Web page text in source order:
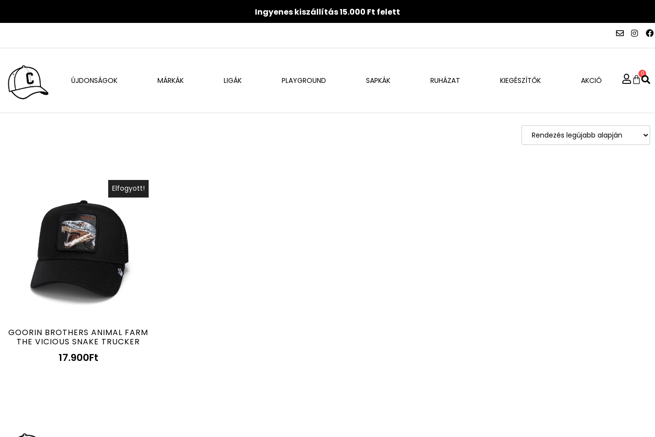
Ingyenes kiszállítás 15.000 Ft felett
ÚJDONSÁGOK MÁRKÁK LIGÁK PLAYGROUND SAPKÁK RUHÁZAT KIEGÉSZÍTŐK AKCIÓ
0
Elfogyott!
GOORIN BROTHERS ANIMAL FARM
THE VICIOUS SNAKE TRUCKER
17.900Ft